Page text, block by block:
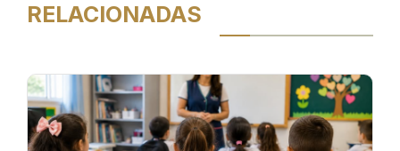
RELACIONADAS